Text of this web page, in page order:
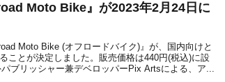
Moto Bike』が2023年2月24日に
Moto Bike (オフロードバイク)』が、国内向けと
ことが決定しました。販売価格は440円(税込)に設
ブリッシャー兼デベロッパーPix Artsによる、ア...